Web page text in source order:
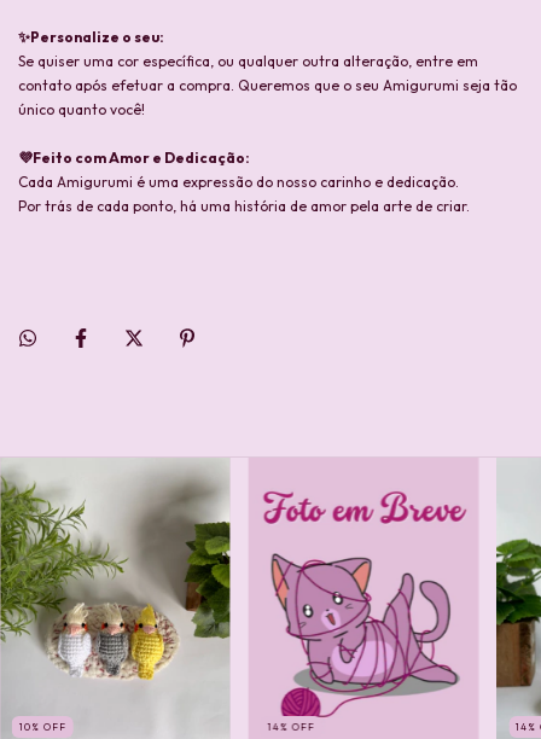
✨Personalize o seu:
Se quiser uma cor específica, ou qualquer outra alteração, entre em
contato após efetuar a compra. Queremos que o seu Amigurumi seja tão
único quanto você!
💜Feito com Amor e Dedicação:
Cada Amigurumi é uma expressão do nosso carinho e dedicação.
Por trás de cada ponto, há uma história de amor pela arte de criar.
10 % OFF 14%OFF 14 %